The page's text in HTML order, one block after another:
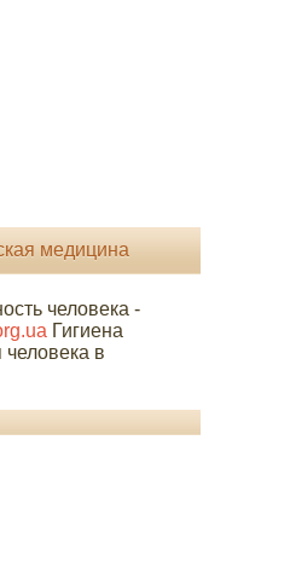
медицина
человека -
Гигиена
в